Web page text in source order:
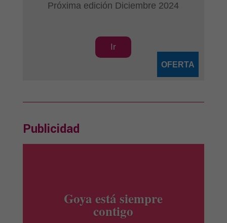
Próxima edición Diciembre 2024
Ir
OFERTA
Publicidad
productos Ile España